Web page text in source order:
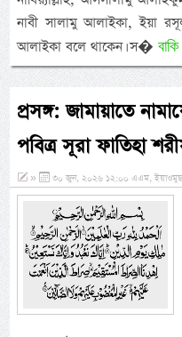
নাবী সালামু আলাইকা, ইয়া
আলাইকা বলে থাকেন। স�
প্রসঙ্গ: জামায়াতে
পবিত্র সূরা ফাতিহা
» ৩০ জুন, ২০২৬ ১২:০০ এএম, ইয়াওমুছ